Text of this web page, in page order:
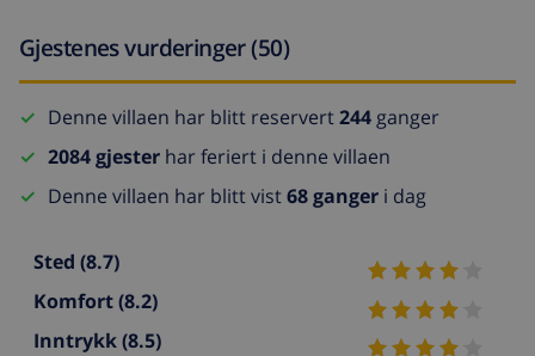
Gjestenes vurderinger (50)
Denne villaen har blitt reservert244ganger
2084 gjester har feriert i denne villaen
Denne villaen har blitt vist68 ganger i dag
Sted (8.7)
Komfort(8.2)
Inntrykk(8.5)